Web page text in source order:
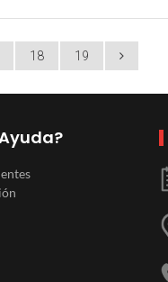
18 19